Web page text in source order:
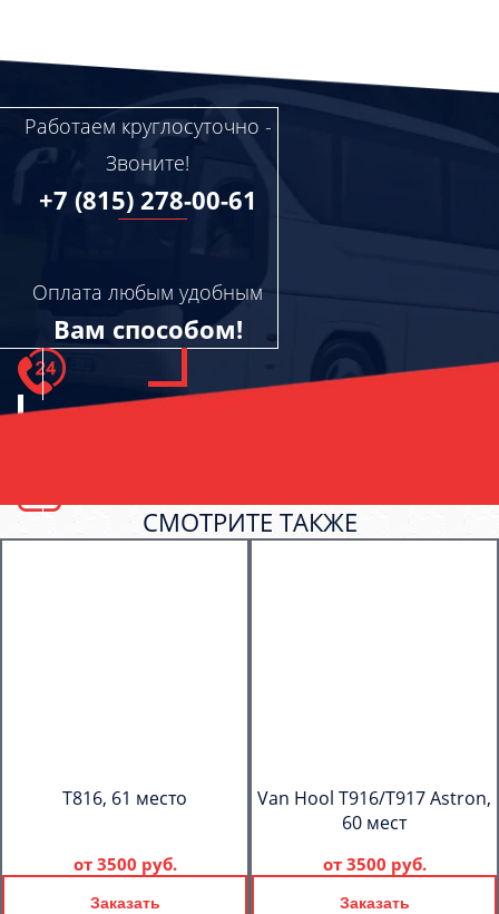
Работаем круглосуточно -
Звоните!
+7 (815) 278-00-61
Оплата любым удобным
Вам способом!
СМОТРИТЕ ТАКЖЕ
T816, 61 место
от 3500 руб.
Заказать
Van Hool T916/T917 Astron,
60 мест
от 3500 руб.
Заказать